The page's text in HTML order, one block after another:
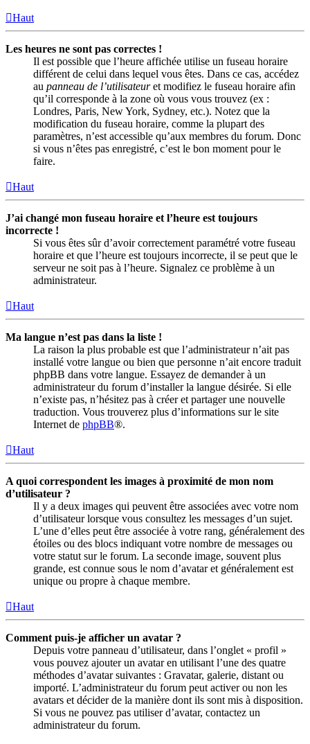
Haut
Les heures ne sont pas correctes !
Il est possible que l’heure affichée utilise un fuseau horaire
différent de celui dans lequel vous êtes. Dans ce cas, accédez
au panneau de l’utilisateuret modifiez le fuseau horaire afin
qu’il corresponde à la zone où vous vous trouvez (ex :
Londres, Paris, New York, Sydney, etc.). Notez que la
modification du fuseau horaire, comme la plupart des
paramètres, n’est accessible qu’aux membres du forum. Donc
si vous n’êtes pas enregistré, c’est le bon moment pour le
faire.
Haut
J’ai changé mon fuseau horaire et l’heure est toujours
incorrecte !
Si vous êtes sûr d’avoir correctement paramétré votre fuseau
horaire et que l’heure est toujours incorrecte, il se peut que le
serveur ne soit pas à l’heure. Signalez ce problème à un
administrateur.
Haut
Ma langue n’est pas dans la liste !
La raison la plus probable est que l’administrateur n’ait pas
installé votre langue ou bien que personne n’ait encore traduit
phpBB dans votre langue. Essayez de demander à un
administrateur du forum d’installer la langue désirée. Si elle
n’existe pas, n’hésitez pas à créer et partager une nouvelle
traduction. Vous trouverez plus d’informations sur le site
Internet de phpBB®.
Haut
A quoi correspondent les images à proximité de mon nom
d’utilisateur ?
Il y a deux images qui peuvent être associées avec votre nom
d’utilisateur lorsque vous consultez les messages d’un sujet.
L’une d’elles peut être associée à votre rang, généralement des
étoiles ou des blocs indiquant votre nombre de messages ou
votre statut sur le forum. La seconde image, souvent plus
grande, est connue sous le nom d’avatar et généralement est
unique ou propre à chaque membre.
Haut
Comment puis-je afficher un avatar ?
Depuis votre panneau d’utilisateur, dans l’onglet « profil »
vous pouvez ajouter un avatar en utilisant l’une des quatre
méthodes d’avatar suivantes : Gravatar, galerie, distant ou
importé. L’administrateur du forum peut activer ou non les
avatars et décider de la manière dont ils sont mis à disposition.
Si vous ne pouvez pas utiliser d’avatar, contactez un
administrateur du forum.